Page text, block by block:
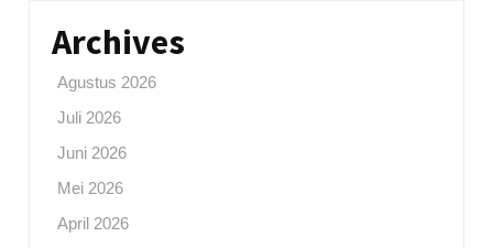
Archives
Agustus 2026
Juli 2026
Juni 2026
Mei 2026
April 2026